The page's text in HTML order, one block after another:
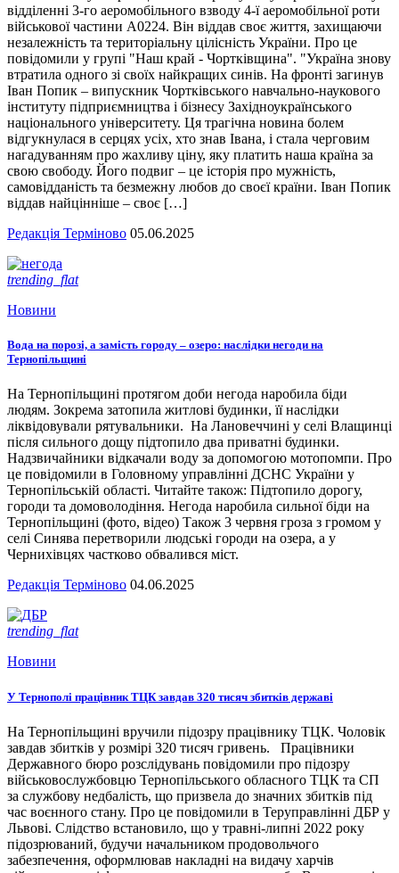
відділенні 3-го аеромобільного взводу 4-ї аеромобільної роти
військової частини А0224. Він віддав своє життя, захищаючи
незалежність та територіальну цілісність України. Про це
повідомили у групі "Наш край - Чортківщина". "Україна знову
втратила одного зі своїх найкращих синів. На фронті загинув
Іван Попик – випускник Чортківського навчально-наукового
інституту підприємництва і бізнесу Західноукраїнського
національного університету. Ця трагічна новина болем
відгукнулася в серцях усіх, хто знав Івана, і стала черговим
нагадуванням про жахливу ціну, яку платить наша країна за
свою свободу. Його подвиг – це історія про мужність,
самовідданість та безмежну любов до своєї країни. Іван Попик
віддав найцінніше – своє […]
Редакція Терміново 05.06.2025
trending_flat
Новини
Вода на порозі, а замість городу – озеро: наслідки негоди на
Тернопільщині
На Тернопільщині протягом доби негода наробила біди
людям. Зокрема затопила житлові будинки, її наслідки
ліквідовували рятувальники. На Лановеччині у селі Влащинці
після сильного дощу підтопило два приватні будинки.
Надзвичайники відкачали воду за допомогою мотопомпи. Про
це повідомили в Головному управлінні ДСНС України у
Тернопільській області. Читайте також: Підтопило дорогу,
городи та домоволодіння. Негода наробила сильної біди на
Тернопільщині (фото, відео) Також 3 червня гроза з громом у
селі Синява перетворили людські городи на озера, а у
Чернихівцях частково обвалився міст.
Редакція Терміново 04.06.2025
trending_flat
Новини
У Тернополі працівник ТЦК завдав 320 тисяч збитків державі
На Тернопільщині вручили підозру працівнику ТЦК. Чоловік
завдав збитків у розмірі 320 тисяч гривень. Працівники
Державного бюро розслідувань повідомили про підозру
військовослужбовцю Тернопільського обласного ТЦК та СП
за службову недбалість, що призвела до значних збитків під
час воєнного стану. Про це повідомили в Теруправлінні ДБР у
Львові. Слідство встановило, що у травні-липні 2022 року
підозрюваний, будучи начальником продовольчого
забезпечення, оформлював накладні на видачу харчів